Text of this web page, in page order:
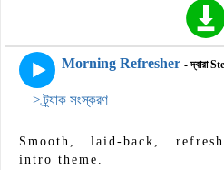
Morning Refresher - দ্বারা
> ট্র্যাক সংস্করণ
Smooth, laid-back,
intro theme.